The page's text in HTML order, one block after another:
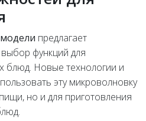
предлагает
функций для
блюд. Новые технологии и
эту микроволновку
но и для приготовления